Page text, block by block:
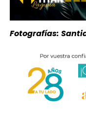
Fotografías: